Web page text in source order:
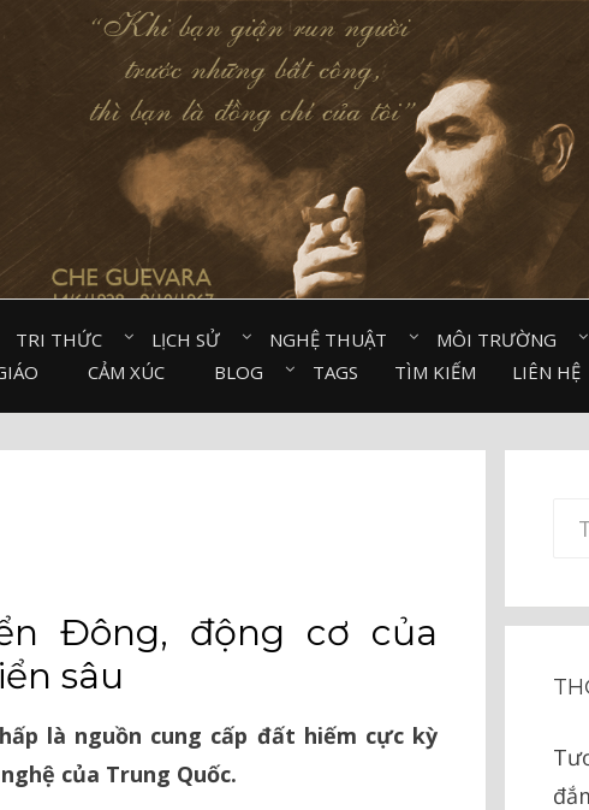
TRI THỨC⠀ LỊCH SỬ⠀ NGHỆ THUẬT⠀ MÔI TRƯỜNG⠀
CẢM XÚC⠀ BLOG⠀ TAGS TÌM KIẾM LIÊN HỆ
Đông, động cơ của
sâu
là nguồn cung cấp đất hiếm cực kỳ
của Trung Quốc.